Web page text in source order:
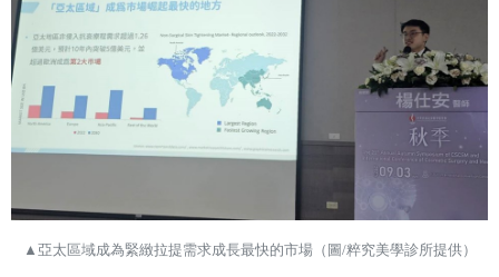
▲ 亞太區域成為緊緻拉提需求成長最快的市場（圖/粹究美學診所提供）